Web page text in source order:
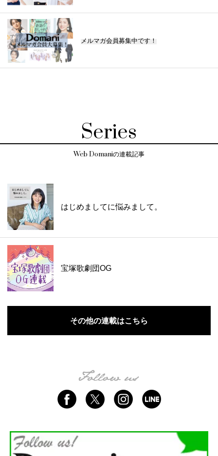
メルマガ会員募集中です！
Series
Web Domaniの連載記事
はじめましてに悩みまして。
宝塚歌劇団OG
その他の連載はこちら